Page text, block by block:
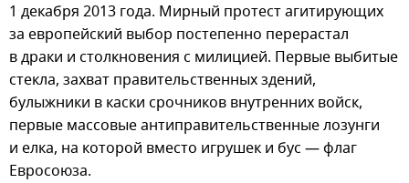
1 декабря 2013 года. Мирный протест агитирующих
за европейский выбор постепенно перерастал
в драки и столкновения с милицией. Первые выбитые
стекла, захват правительственных здений,
булыжники в каски срочников внутренних войск,
первые массовые антиправительственные лозунги
и елка, на которой вместо игрушек и бус — флаг
Евросоюза.